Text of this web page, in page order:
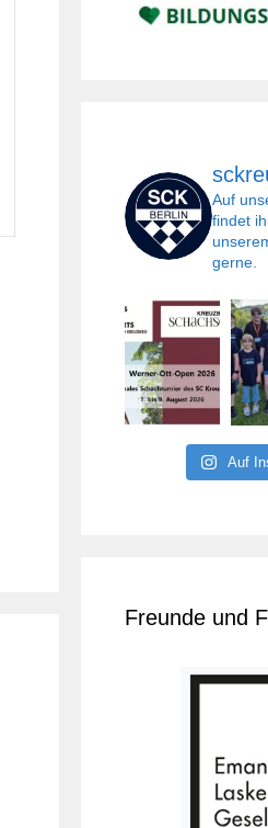
Auf
findet
gerne.
Auf
Freunde und